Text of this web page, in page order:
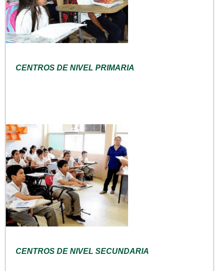
CENTROS DE NIVEL PRIMARIA
CENTROS DE NIVEL SECUNDARIA